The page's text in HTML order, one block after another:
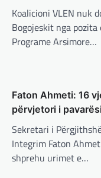
Koalicioni VLEN nuk
Bogojeskit nga
Programe Arsimore…
Faton Ahmeti: 16
përvjetori i
Sekretari i
Integrim Faton
shprehu urimet e…
për
të
për